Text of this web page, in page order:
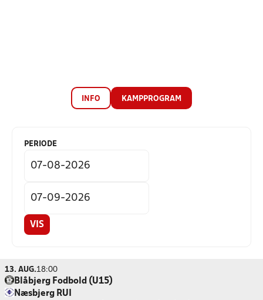
INFO KAMPPROGRAM
PERIODE
VIS
13. AUG.18:00
Blåbjerg Fodbold (U15)
Næsbjerg RUI